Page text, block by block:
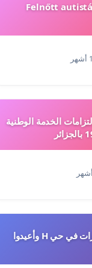
Felnőtt
الخدمة الوطنية
أوقفوا معاناة المخدرات في حي H وأعيدوا